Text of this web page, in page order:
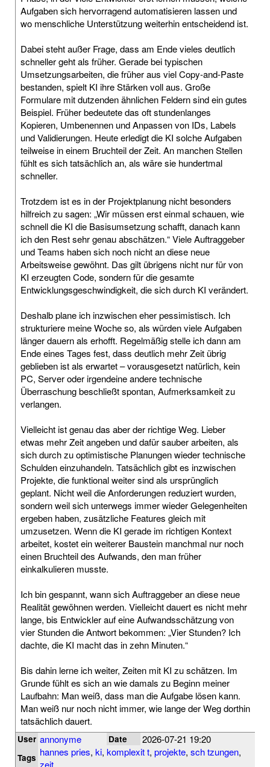
Aufgaben sich hervorragend automatisieren lassen und
wo menschliche Unterstützung weiterhin entscheidend ist.
Dabei steht außer Frage, dass am Ende vieles deutlich
schneller geht als früher. Gerade bei typischen
Umsetzungsarbeiten, die früher aus viel Copy-and-Paste
bestanden, spielt KI ihre Stärken voll aus. Große
Formulare mit dutzenden ähnlichen Feldern sind ein gutes
Beispiel. Früher bedeutete das oft stundenlanges
Kopieren, Umbenennen und Anpassen von IDs, Labels
und Validierungen. Heute erledigt die KI solche Aufgaben
teilweise in einem Bruchteil der Zeit. An manchen Stellen
fühlt es sich tatsächlich an, als wäre sie hundertmal
schneller.
Trotzdem ist es in der Projektplanung nicht besonders
hilfreich zu sagen: „Wir müssen erst einmal schauen, wie
schnell die KI die Basisumsetzung schafft, danach kann
ich den Rest sehr genau abschätzen.“ Viele Auftraggeber
und Teams haben sich noch nicht an diese neue
Arbeitsweise gewöhnt. Das gilt übrigens nicht nur für von
KI erzeugten Code, sondern für die gesamte
Entwicklungsgeschwindigkeit, die sich durch KI verändert.
Deshalb plane ich inzwischen eher pessimistisch. Ich
strukturiere meine Woche so, als würden viele Aufgaben
länger dauern als erhofft. Regelmäßig stelle ich dann am
Ende eines Tages fest, dass deutlich mehr Zeit übrig
geblieben ist als erwartet – vorausgesetzt natürlich, kein
PC, Server oder irgendeine andere technische
Überraschung beschließt spontan, Aufmerksamkeit zu
verlangen.
Vielleicht ist genau das aber der richtige Weg. Lieber
etwas mehr Zeit angeben und dafür sauber arbeiten, als
sich durch zu optimistische Planungen wieder technische
Schulden einzuhandeln. Tatsächlich gibt es inzwischen
Projekte, die funktional weiter sind als ursprünglich
geplant. Nicht weil die Anforderungen reduziert wurden,
sondern weil sich unterwegs immer wieder Gelegenheiten
ergeben haben, zusätzliche Features gleich mit
umzusetzen. Wenn die KI gerade im richtigen Kontext
arbeitet, kostet ein weiterer Baustein manchmal nur noch
einen Bruchteil des Aufwands, den man früher
einkalkulieren musste.
Ich bin gespannt, wann sich Auftraggeber an diese neue
Realität gewöhnen werden. Vielleicht dauert es nicht mehr
lange, bis Entwickler auf eine Aufwandsschätzung von
vier Stunden die Antwort bekommen: „Vier Stunden? Ich
dachte, die KI macht das in zehn Minuten.“
Bis dahin lerne ich weiter, Zeiten mit KI zu schätzen. Im
Grunde fühlt es sich an wie damals zu Beginn meiner
Laufbahn: Man weiß, dass man die Aufgabe lösen kann.
Man weiß nur noch nicht immer, wie lange der Weg dorthin
tatsächlich dauert.
User annonyme Date 2026-07-21 19:20
Tags hannes pries, ki, komplexit t, projekte, sch tzungen,
zeit